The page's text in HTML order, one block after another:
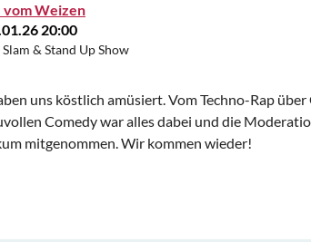
vom Weizen
20:00
& Stand Up Show
uns köstlich amüsiert. Vom Techno-Rap
Comedy war alles dabei und die
mitgenommen. Wir kommen wieder!